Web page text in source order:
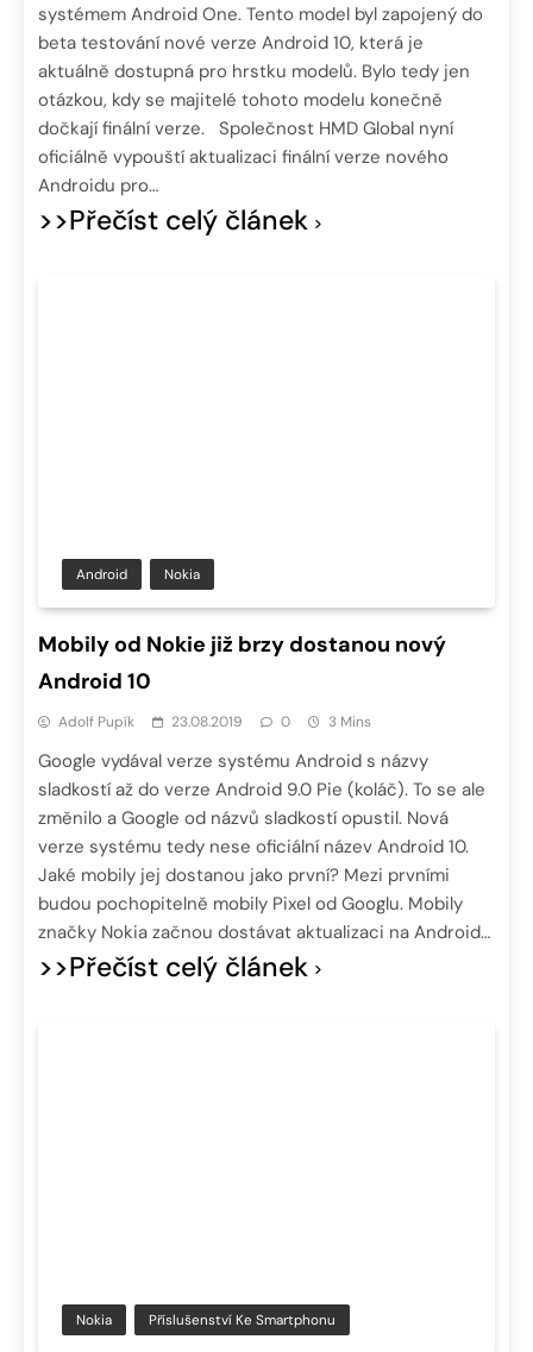
systémem Android One. Tento model byl zapojený do
beta testování nové verze Android 10, která je
aktuálně dostupná pro hrstku modelů. Bylo tedy jen
otázkou, kdy se majitelé tohoto modelu konečně
dočkají finální verze. Společnost HMD Global nyní
oficiálně vypouští aktualizaci finální verze nového
Androidu pro…
>>Přečíst celý článek
Android Nokia
Mobily od Nokie již brzy dostanou nový
Android 10
Adolf Pupík 23.08.2019 0 3 Mins
Google vydával verze systému Android s názvy
sladkostí až do verze Android 9.0 Pie (koláč). To se ale
změnilo a Google od názvů sladkostí opustil. Nová
verze systému tedy nese oficiální název Android 10.
Jaké mobily jej dostanou jako první? Mezi prvními
budou pochopitelně mobily Pixel od Googlu. Mobily
značky Nokia začnou dostávat aktualizaci na Android…
>>Přečíst celý článek
Nokia Příslušenství Ke Smartphonu